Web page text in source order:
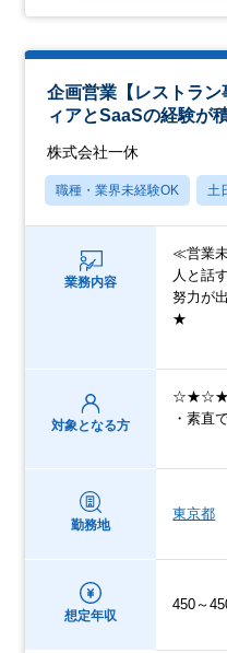
企画営業【レストラ
ィアとSaaSの経験が
株式会社一休
職種・業界未経験OK 土
業務内容
≪営業
人と話
努力が
★
対象となる方
☆★☆★
・素直
勤務地
東京都
想定年収
450～